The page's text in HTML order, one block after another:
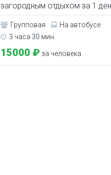
загородным отдыхом за 1
Групповая
На автобусе
3 часа 30 мин.
15000 ₽ за человека